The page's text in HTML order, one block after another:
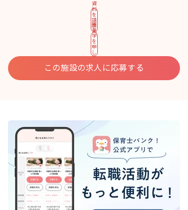
資
料
を
請
求
す
る
園
見
学
を
申
し
む
この施設の求人に応募する